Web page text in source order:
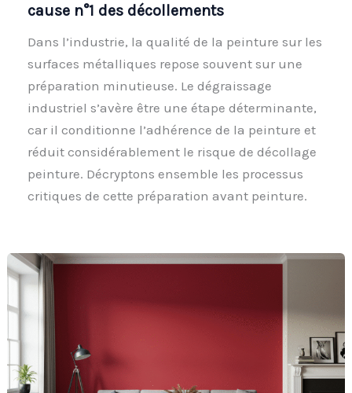
cause n°1 des décollements
Dans l’industrie, la qualité de la peinture sur les
surfaces métalliques repose souvent sur une
préparation minutieuse. Le dégraissage
industriel s’avère être une étape déterminante,
car il conditionne l’adhérence de la peinture et
réduit considérablement le risque de décollage
peinture. Décryptons ensemble les processus
critiques de cette préparation avant peinture.